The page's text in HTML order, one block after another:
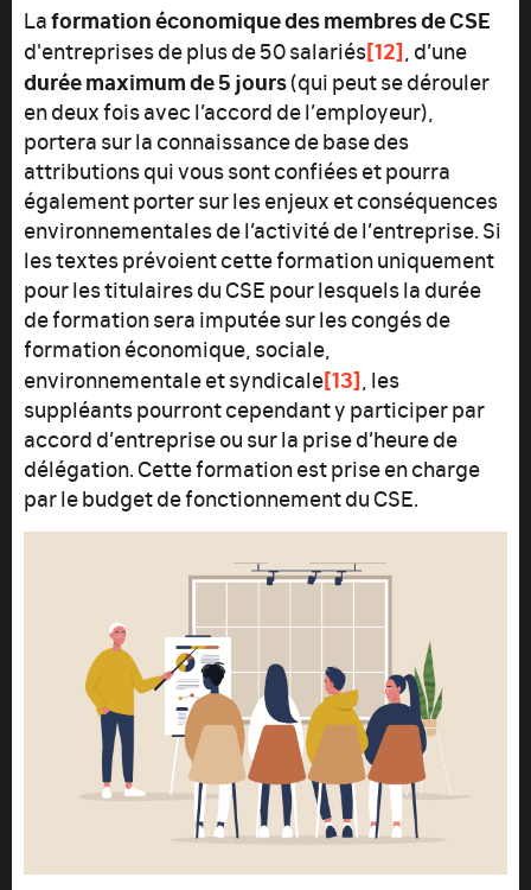
Laformation économique des membres de CSE
d'entreprises de plus de 50 salariés[12] , d’une
durée maximum de 5 jours(qui peut se dérouler
en deux fois avec l’accord de l’employeur),
portera sur la connaissance de base des
attributions qui vous sont confiées et pourra
également porter sur les enjeux et conséquences
environnementales de l’activité de l’entreprise. Si
les textes prévoient cette formation uniquement
pour les titulaires du CSE pour lesquels la durée
de formation sera imputée sur les congés de
formation économique, sociale,
environnementale et syndicale[13] , les
suppléants pourront cependant y participer par
accord d’entreprise ou sur la prise d’heure de
délégation. Cette formation est prise en charge
par le budget de fonctionnement du CSE.